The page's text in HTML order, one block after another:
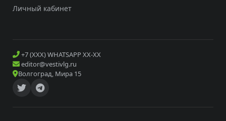
Личный кабинет
+7 (XXX) WHATSAPP XX-XX
editor@vestivlg.ru
Волгоград, Мира 15